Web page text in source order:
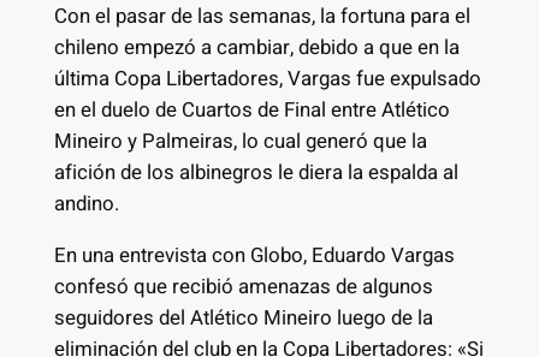
Con el pasar de las semanas, la fortuna para el
chileno empezó a cambiar, debido a que en la
última Copa Libertadores, Vargas fue expulsado
en el duelo de Cuartos de Final entre Atlético
Mineiro y Palmeiras, lo cual generó que la
afición de los albinegros le diera la espalda al
andino.
En una entrevista con Globo, Eduardo Vargas
confesó que recibió amenazas de algunos
seguidores del Atlético Mineiro luego de la
eliminación del club en la Copa Libertadores: «Si